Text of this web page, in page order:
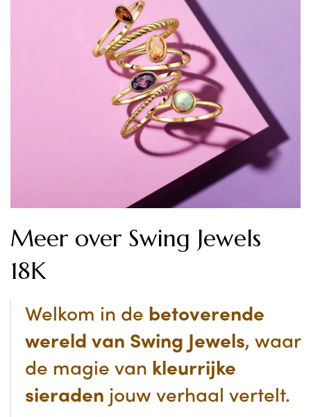
Meer over Swing Jewels
18K
Welkom in de betoverende
wereld van Swing Jewels, waar
de magie van kleurrijke
sieraden jouw verhaal vertelt.